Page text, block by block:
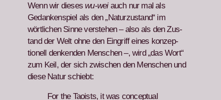
Wenn wir dieses wu-weiauch nur mal als
Gedanken­spiel als den „Naturzu­s­tand“ im
wörtlichen Sinne ver­ste­hen – also als den Zus­
tand der Welt ohne den Ein­griff eines konzep­
tionell denk­enden Men­schen –, wird „das Wort“
zum Keil, der sich zwis­chen den Men­schen und
diese Natur schiebt:
For the Taoists, it was con­cep­tu­al